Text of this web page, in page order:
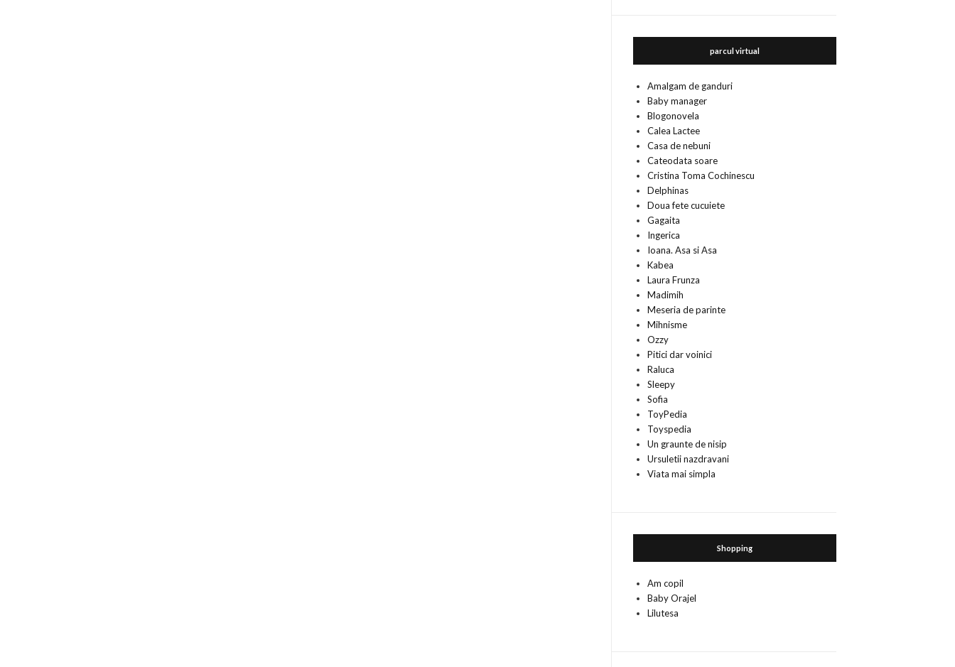
parcul virtual
Amalgam de ganduri
Baby manager
Blogonovela
Calea Lactee
Casa de nebuni
Cateodata soare
Cristina Toma Cochinescu
Delphinas
Doua fete cucuiete
Gagaita
Ingerica
Ioana. Asa si Asa
Kabea
Laura Frunza
Madimih
Meseria de parinte
Mihnisme
Ozzy
Pitici dar voinici
Raluca
Sleepy
Sofia
ToyPedia
Toyspedia
Un graunte de nisip
Ursuletii nazdravani
Viata mai simpla
Shopping
Am copil
Baby Orajel
Lilutesa